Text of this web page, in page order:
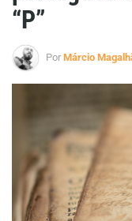
“P”
Por Márcio